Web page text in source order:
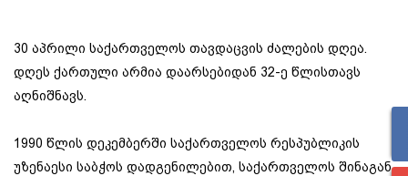
30 აპრილი საქართველოს თავდაცვის ძალების დღეა.
დღეს ქართული არმია დაარსებიდან 32-ე წლისთავს
აღნიშნავს.
1990 წლის დეკემბერში საქართველოს რესპუბლიკის
უზენაესი საბჭოს დადგენილებით, საქართველოს შინაგან